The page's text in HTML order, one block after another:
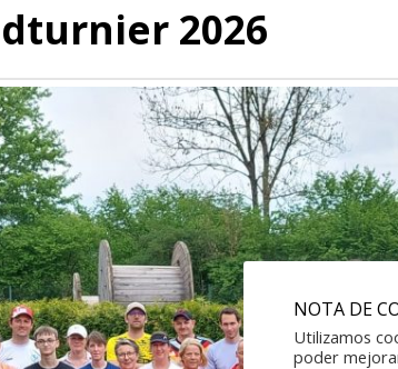
2026
NOTA DE
Utilizamos
poder